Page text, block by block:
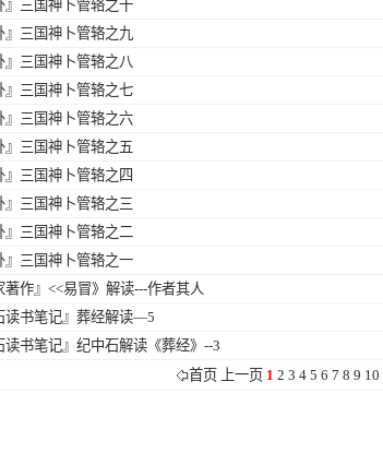
三国神卜管辂之十
三国神卜管辂之九
三国神卜管辂之八
三国神卜管辂之七
三国神卜管辂之六
三国神卜管辂之五
三国神卜管辂之四
三国神卜管辂之三
三国神卜管辂之二
三国神卜管辂之一
著作』 <<易冒》解读---作者其人
读书笔记』 葬经解读—5
读书笔记』 纪中石解读《葬经》--3
首页 上一页 1 2 3 4 5 6 7 8 9 10